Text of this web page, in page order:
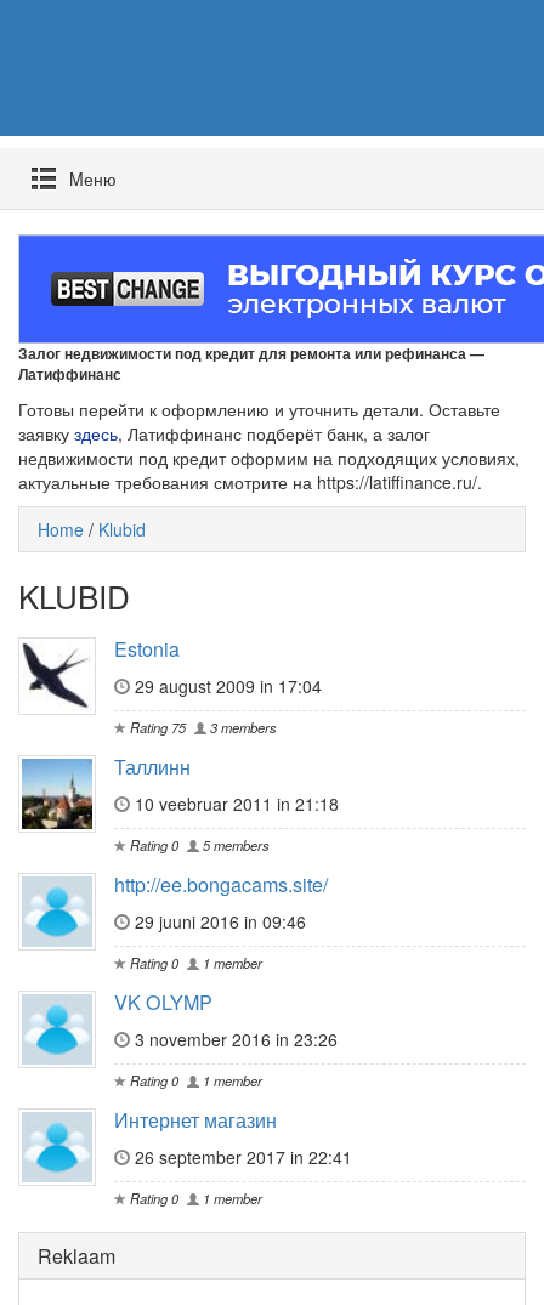
Mеню
Залог недвижимости под кредит для ремонта или рефинанса —
Латиффинанс
Готовы перейти к оформлению и уточнить детали. Оставьте
заявку здесь, Латиффинанс подберёт банк, а залог
недвижимости под кредит оформим на подходящих условиях,
актуальные требования смотрите на https://latiffinance.ru/.
Home / Klubid
KLUBID
Estonia
29 august 2009 in 17:04
Rating 75 3 members
Таллинн
10 veebruar 2011 in 21:18
Rating 0 5 members
http://ee.bongacams.site/
29 juuni 2016 in 09:46
Rating 0 1 member
VK OLYMP
3 november 2016 in 23:26
Rating 0 1 member
Интернет магазин
26 september 2017 in 22:41
Rating 0 1 member
Reklaam